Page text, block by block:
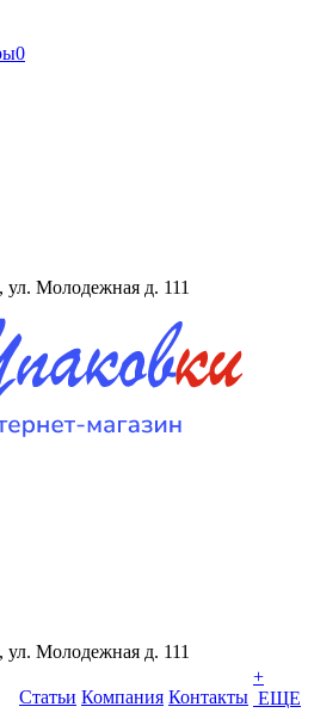
0
Молодежная д. 111
Молодежная д. 111
Статьи Компания Контакты
+
ЕЩЕ